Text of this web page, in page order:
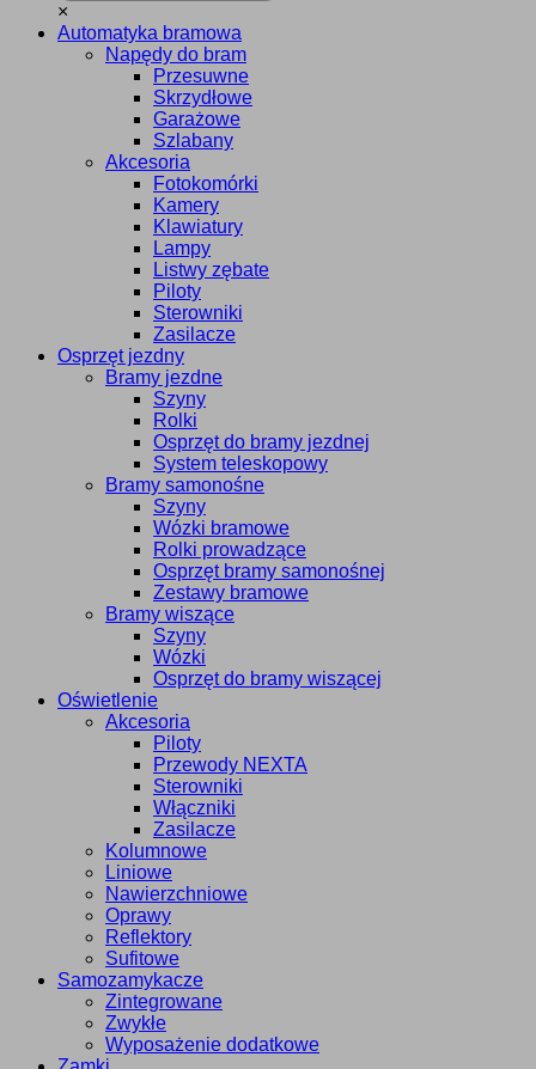
×
Automatyka bramowa
Napędy do bram
Przesuwne
Skrzydłowe
Garażowe
Szlabany
Akcesoria
Fotokomórki
Kamery
Klawiatury
Lampy
Listwy zębate
Piloty
Sterowniki
Zasilacze
Osprzęt jezdny
Bramy jezdne
Szyny
Rolki
Osprzęt do bramy jezdnej
System teleskopowy
Bramy samonośne
Szyny
Wózki bramowe
Rolki prowadzące
Osprzęt bramy samonośnej
Zestawy bramowe
Bramy wiszące
Szyny
Wózki
Osprzęt do bramy wiszącej
Oświetlenie
Akcesoria
Piloty
Przewody NEXTA
Sterowniki
Włączniki
Zasilacze
Kolumnowe
Liniowe
Nawierzchniowe
Oprawy
Reflektory
Sufitowe
Samozamykacze
Zintegrowane
Zwykłe
Wyposażenie dodatkowe